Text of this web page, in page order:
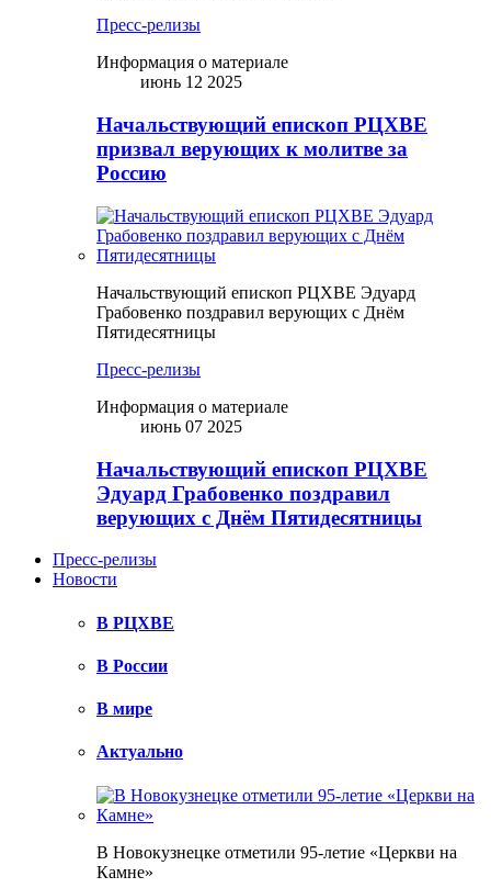
Пресс-релизы
Информация о материале
июнь 12 2025
Начальствующий епископ РЦХВЕ
призвал верующих к молитве за
Россию
Начальствующий епископ РЦХВЕ Эдуард
Грабовенко поздравил верующих с Днём
Пятидесятницы
Пресс-релизы
Информация о материале
июнь 07 2025
Начальствующий епископ РЦХВЕ
Эдуард Грабовенко поздравил
верующих с Днём Пятидесятницы
Пресс-релизы
Новости
В РЦХВЕ
В России
В мире
Актуально
В Новокузнецке отметили 95-летие «Церкви на
Камне»